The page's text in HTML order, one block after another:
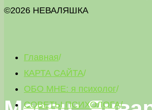
©2026 НЕВАЛЯШКА
Главная/
КАРТА САЙТА/
ОБО МНЕ: я психолог/
СОВЕТЫ ПСИХОЛОГА/